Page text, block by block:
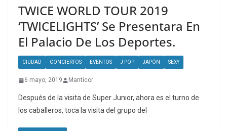
TWICE WORLD TOUR 2019
‘TWICELIGHTS’ Se Presentara En
El Palacio De Los Deportes.
CIUDAD CONCIERTOS EVENTOS J POP JAPÓN SEXY
6 mayo, 2019 Manticor
Después de la visita de Super Junior, ahora es el turno de
los caballeros, toca la visita del grupo del